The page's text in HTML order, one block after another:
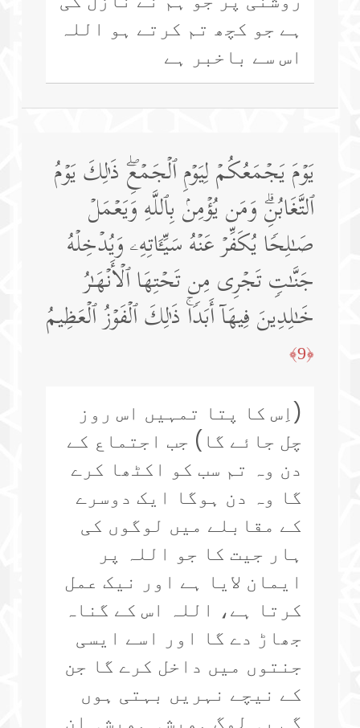
ہے جو کچھ تم کرتے ہو اللہ
اس سے باخبر ہے
یَوۡمَ یَجۡمَعُكُمۡ لِیَوۡمِ ٱلۡجَمۡعِۖ ذَ ٰ⁠لِكَ یَوۡمُ
ٱلتَّغَابُنِۗ وَمَن یُؤۡمِنۢ بِٱللَّهِ وَیَعۡمَلۡ
صَـٰلِحࣰا یُكَفِّرۡ عَنۡهُ سَیِّـَٔاتِهِۦ وَیُدۡخِلۡهُ
جَنَّـٰتࣲ تَجۡرِی مِن تَحۡتِهَا ٱلۡأَنۡهَـٰرُ
خَـٰلِدِینَ فِیهَاۤ أَبَدࣰاۚ ذَ ٰ⁠لِكَ ٱلۡفَوۡزُ ٱلۡعَظِیمُ
﴿9﴾
(اِس کا پتا تمہیں اس روز
چل جائے گا) جب اجتماع کے
دن وہ تم سب کو اکٹھا کرے
گا وہ دن ہوگا ایک دوسرے
کے مقابلے میں لوگوں کی
ہار جیت کا جو اللہ پر
ایمان لایا ہے اور نیک عمل
کرتا ہے، اللہ اس کے گناہ
جھاڑ دے گا اور اسے ایسی
جنتوں میں داخل کرے گا جن
کے نیچے نہریں بہتی ہوں
گی یہ لوگ ہمیشہ ہمیشہ ان